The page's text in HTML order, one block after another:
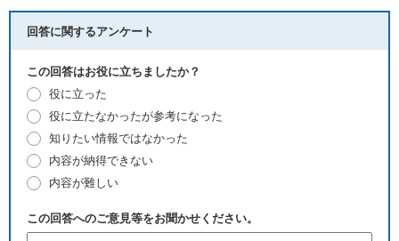
回答に関するアンケート
この回答はお役に立ちましたか？
役に立った
役に立たなかったが参考になった
知りたい情報ではなかった
内容が納得できない
内容が難しい
この回答へのご意見等をお聞かせください。